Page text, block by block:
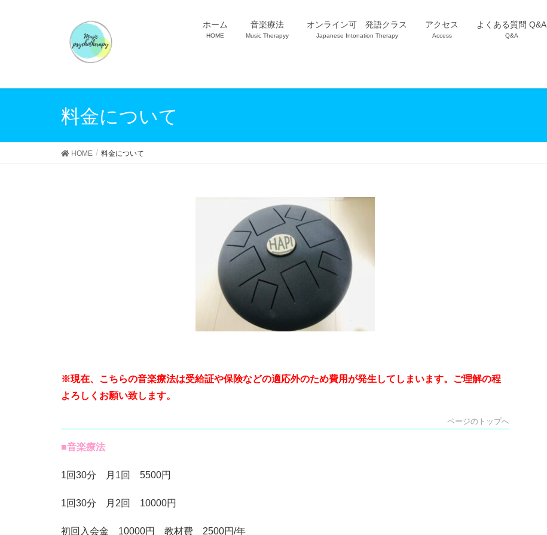
ホーム
HOME
音楽療法
Music Therapyy
オンライン可 発語クラス
Japanese Intonation Therapy
アクセス
Access
よくある質問 Q&A
Q&A
料金について
HOME 料金について
※現在、こちらの音楽療法は受給証や保険などの適応外のため費用が発生してしまいます。ご理解の程
よろしくお願い致します。
ページのトップへ
■音楽療法
1回30分 月1回 5500円
1回30分 月2回 10000円
初回入会金 10000円 教材費 2500円/年